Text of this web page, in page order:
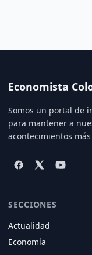
Economista
Somos un portal de
para mantener a
acontecimientos
SECCIONES
Actualidad
Economía